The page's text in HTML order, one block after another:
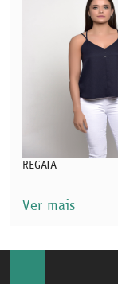
REGATA
Ver mais